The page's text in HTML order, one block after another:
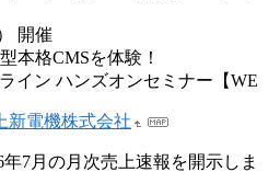
開催
本格CMSを体験！
イン ハンズオンセミナー【WE
上新電機株式会社
年7月の月次売上速報を開示しま